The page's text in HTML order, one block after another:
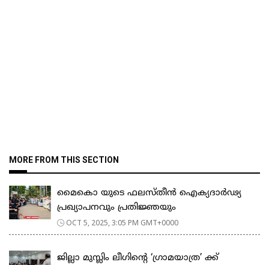
MORE FROM THIS SECTION
മൈകൊ യുടെ ഫലസ്തീൻ ഐക്യദാർഢ്യ
പ്രഖ്യാപനവും പ്രതിജ്ഞയും
OCT 5, 2025, 3:05 PM GMT+0000
ജില്ലാ മുസ്ലിം ലീഗിന്റെ ‘ഗ്രാമയാത്ര’ ക്ക്